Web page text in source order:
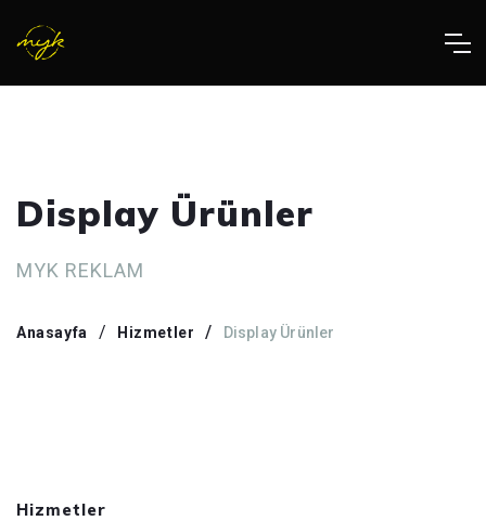
Display Ürünler
MYK REKLAM
Anasayfa Hizmetler Display Ürünler
Hizmetler